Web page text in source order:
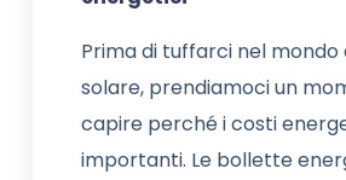
Prima di tuffarci nel mondo
solare, prendiamoci un
capire perché i costi
importanti. Le bollette